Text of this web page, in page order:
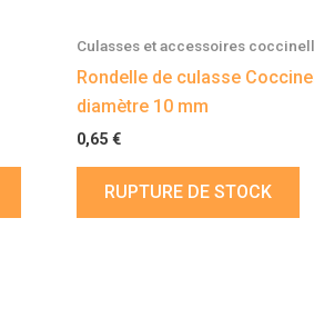
Culasses et accessoires
Rondelle de culasse
diamètre 10 mm
0,65 €
RUPTURE DE STOCK